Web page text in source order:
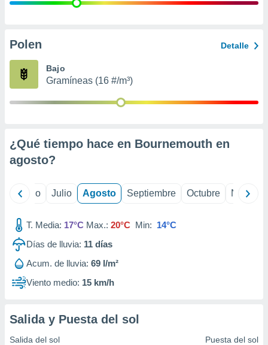
e
publicidad
Polen Detalle
Bajo
Gramíneas (16 #/m³)
¿Qué tiempo hace en Bournemouth en
agosto?
Junio Julio Agosto Septiembre Octubre
T. Media: 17°C Max.: 20°C Min: 14°C
Días de lluvia: 11 días
Acum. de lluvia: 69 l/m²
Viento medio: 15 km/h
Salida y Puesta del sol
Salida del sol Puesta del sol